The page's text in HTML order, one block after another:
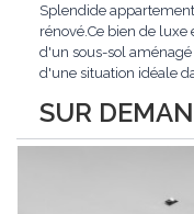
SUR
Splendide
rénové.Ce bien de
d'un sous-sol
d'une situation idéale
hors du commun tout
grandes chambresUn